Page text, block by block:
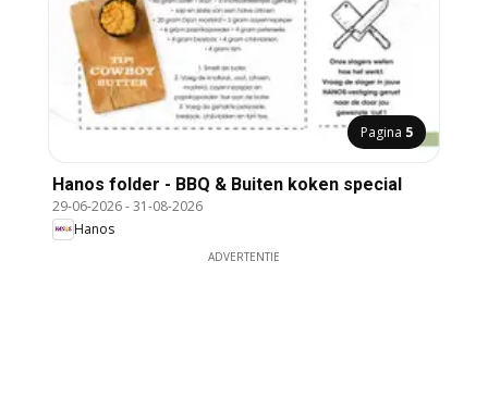
Pagina 5
Hanos folder - BBQ & Buiten koken special
29-06-2026-31-08-2026
Hanos
ADVERTENTIE